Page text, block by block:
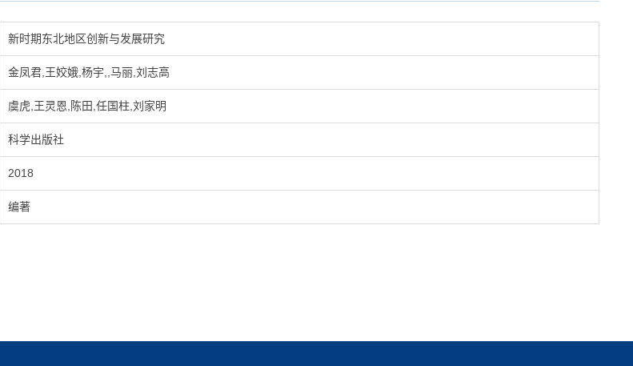
新时期东北地区创新与发展研究
金凤君,王姣娥,杨宇,,马丽,刘志高
虞虎,王灵恩,陈田,任国柱,刘家明
科学出版社
2018
编著